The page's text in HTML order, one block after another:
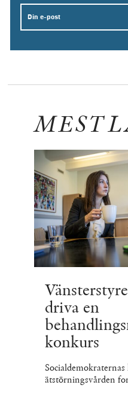
Email
MEST
driva en
konkurs
ätstörningsvården